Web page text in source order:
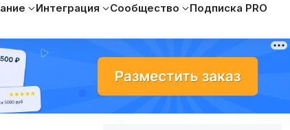
Интеграция Сообщество
Подписка PRO